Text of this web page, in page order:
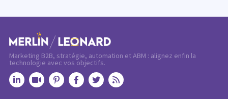
Marketing B2B, stratégie, automation et ABM : alignez enfin la
technologie avec vos objectifs.